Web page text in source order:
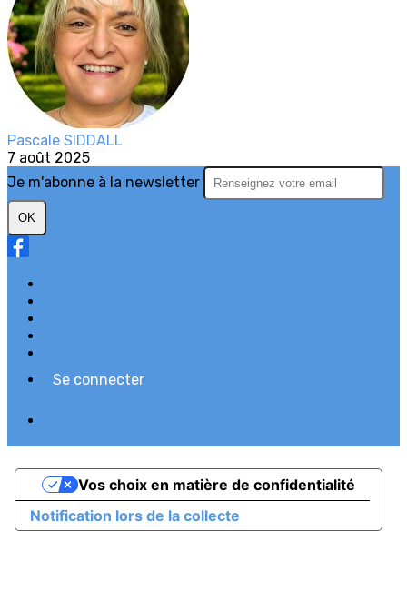
Pascale SIDDALL
7 août 2025
Je m'abonne à la newsletter
OK
Se connecter
Notification lors de la collecte
Vos choix en matière de confidentialité